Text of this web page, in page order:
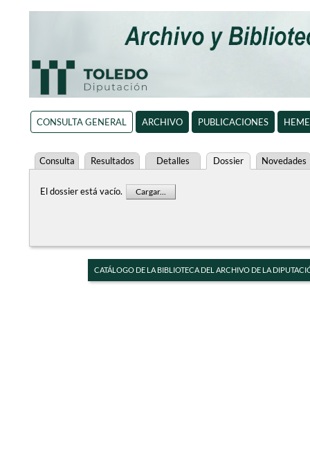
CONSULTA GENERAL ARCHIVO PUBLICACIONES
Consulta Resultados Detalles Dossier Novedades
El dossier está vacío. Cargar...
CATÁLOGO DE LA BIBLIOTECA DEL ARCHIVO DE LA